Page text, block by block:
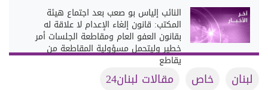
النائب إلياس بو صعب بعد اجتماع هيئة
المكتب: قانون إلغاء الإعدام لا علاقة له
بقانون العفو العام ومقاطعة الجلسات أمر
خطير وليتحمل مسؤولية المقاطعة من
يقاطع
لبنان خاص
مقالات لبنان24